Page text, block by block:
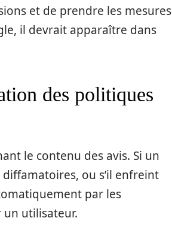
et de prendre les mesures
il devrait apparaître dans
des politiques
le contenu des avis. Si un
ou s’il enfreint
par les
utilisateur.